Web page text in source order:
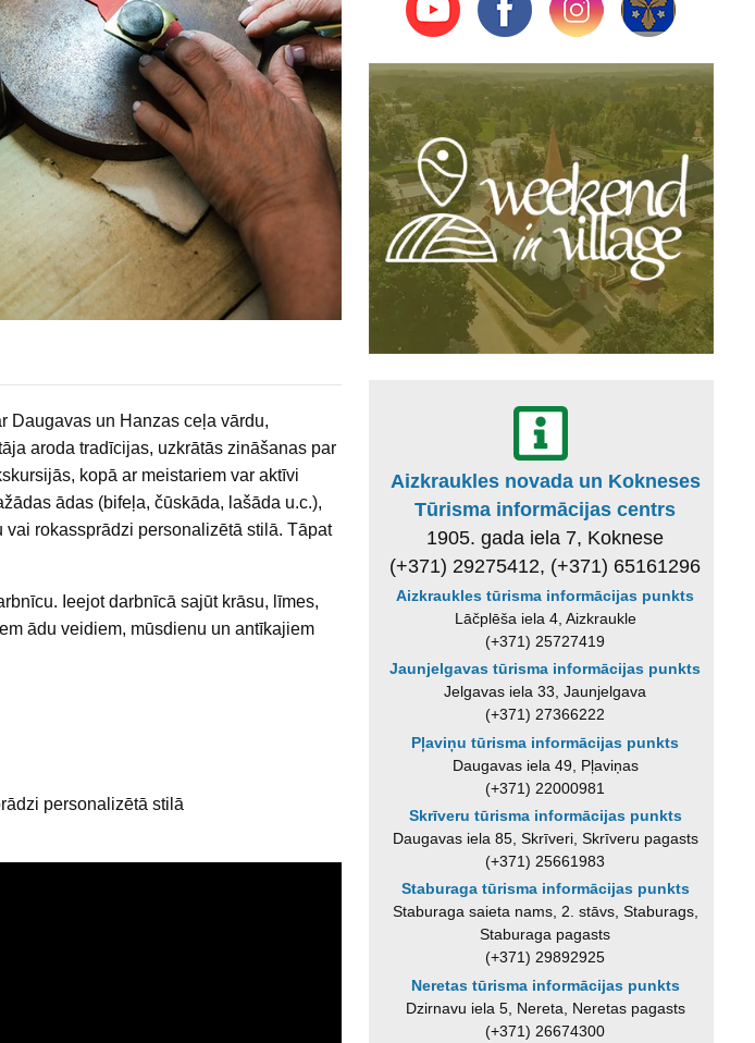
Daugavas un Hanzas ceļa vārdu,
aroda tradīcijas, uzkrātās zināšanas par
kopā ar meistariem var aktīvi
ādas (bifeļa, čūskāda, lašāda u.c.),
rokassprādzi personalizētā stilā. Tāpat
Ieejot darbnīcā sajūt krāsu, līmes,
ādu veidiem, mūsdienu un antīkajiem
personalizētā stilā
Aizkraukles novada un Kokneses
Tūrisma informācijas centrs
1905. gada iela 7, Koknese
(+371) 29275412, (+371) 65161296
Aizkraukles tūrisma informācijas punkts
Lāčplēša iela 4, Aizkraukle
(+371) 25727419
Jaunjelgavas tūrisma informācijas punkts
Jelgavas iela 33, Jaunjelgava
(+371) 27366222
Pļaviņu tūrisma informācijas punkts
Daugavas iela 49, Pļaviņas
(+371) 22000981
Skrīveru tūrisma informācijas punkts
Daugavas iela 85, Skrīveri, Skrīveru pagasts
(+371) 25661983
Staburaga tūrisma informācijas punkts
Staburaga saieta nams, 2. stāvs, Staburags,
Staburaga pagasts
(+371) 29892925
Neretas tūrisma informācijas punkts
Dzirnavu iela 5, Nereta, Neretas pagasts
(+371) 26674300